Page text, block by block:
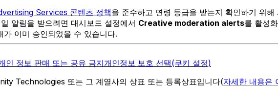
Services 콘텐츠 정책을 준수하고 연령 등급을 받는지 확인하기 위
알림을 받으려면 대시보드 설정에서 Creative moderation alerts를 활성
이미 승인되었을 수 있습니다.
인 정보 판매 또는 공유 금지개인정보 보호 선택(쿠키 설정)
Technologies 또는 그 계열사의 상표 또는 등록상표입니다(자세한 내용은